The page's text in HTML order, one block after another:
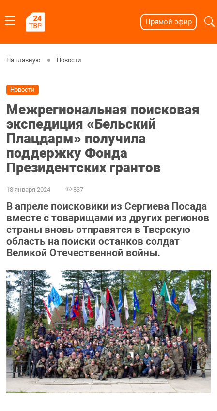
Прямой эфир
На главную Новости
Новости
Межрегиональная поисковая
экспедиция «Бельский
Плацдарм» получила
поддержку Фонда
Президентских грантов
18 января 2024 837
В апреле поисковики из Сергиева Посада
вместе с товарищами из других регионов
страны вновь отправятся в Тверскую
область на поиски останков солдат
Великой Отечественной войны.